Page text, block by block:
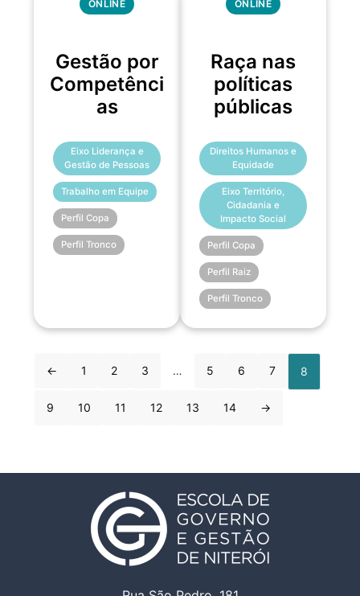
ONLINE
Gestão por
Competênci
as
Eixo Liderança e
Gestão de Pessoas
Trabalho em Equipe
Perfil Copa
Perfil Tronco
ONLINE
Raça nas
políticas
públicas
Direitos Humanos e
Equidade
Eixo Território,
Cidadania e
Impacto Social
Perfil Copa
Perfil Raiz
Perfil Tronco
← 1 2 3 … 5 6 7 8
9 10 11 12 13 14 →